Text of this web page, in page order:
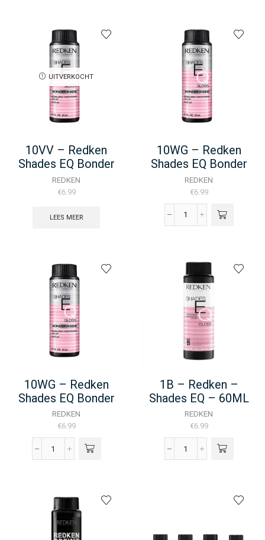
UITVERKOCHT
10VV – Redken
Shades EQ Bonder
Inside – 60ML
REDKEN
€6.99
LEES MEER
10WG – Redken
Shades EQ Bonder
Inside – 60ML
REDKEN
€6.99
10WG
EQ
Bonder
Inside
-
60ML
aantal
10WG – Redken
Shades EQ Bonder
Inside – 60ML
REDKEN
€6.99
10WG
EQ
Bonder
Inside
-
1B – Redken –
Shades EQ – 60ML
REDKEN
€6.99
1B
60ML